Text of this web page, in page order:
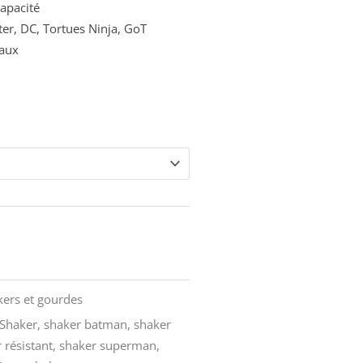
DC, Tortues Ninja, GoT
et gourdes
Shaker, shaker batman, shaker
résistant, shaker superman,